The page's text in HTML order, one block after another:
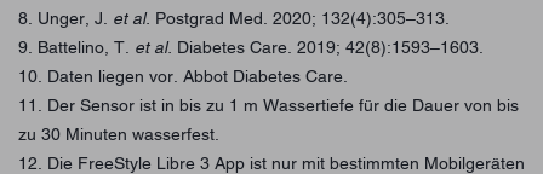
8. Unger, J. et al. Postgrad Med. 2020; 132(4):305–313.
9. Battelino, T. et al. Diabetes Care. 2019; 42(8):1593–1603.
10. Daten liegen vor. Abbot Diabetes Care.
11. Der Sensor ist in bis zu 1 m Wassertiefe für die Dauer von bis
zu 30 Minuten wasserfest.
12. Die FreeStyle Libre 3 App ist nur mit bestimmten Mobilgeräten